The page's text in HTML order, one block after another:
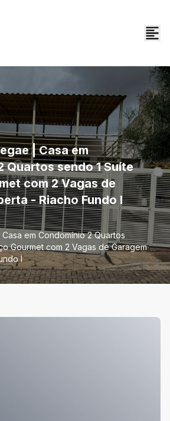
| Casa em
Quartos sendo 1 Suíte
com 2 Vagas de
- Riacho Fundo I
em Condomínio 2 Quartos
Gourmet com 2 Vagas de Garagem
I